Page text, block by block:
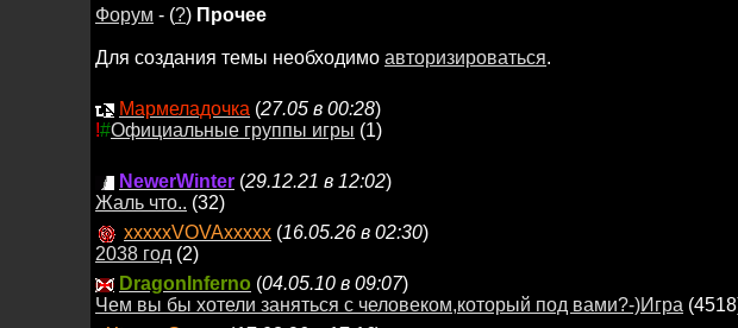
Форум - (?) Прочее
Для создания темы необходимо авторизироваться.
Мармеладочка (27.05 в 00:28)
!#Официальные группы игры (1)
NewerWinter (29.12.21 в 12:02)
Жаль что.. (32)
xxxxxVOVAxxxxx (16.05.26 в 02:30)
2038 год (2)
DragonInferno (04.05.10 в 09:07)
Чем вы бы хотели заняться с человеком,который под вами?-)Игра